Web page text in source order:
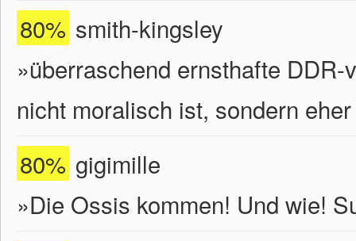
80% smith-kingsley
»überraschend ernsthafte
nicht moralisch ist, sondern
80% gigimille
»Die Ossis kommen! Und wie!